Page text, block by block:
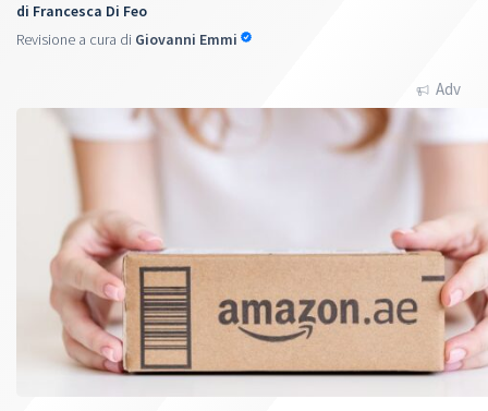
di Francesca Di Feo
Revisione a cura di Giovanni Emmi
Adv